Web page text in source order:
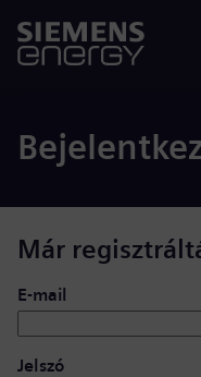
Már
Bejelentkezés:
E-mail
Jelszó